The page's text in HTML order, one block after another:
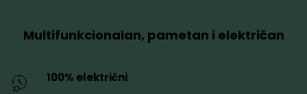
Multifunkcionalan, pametan i električan
100% električni